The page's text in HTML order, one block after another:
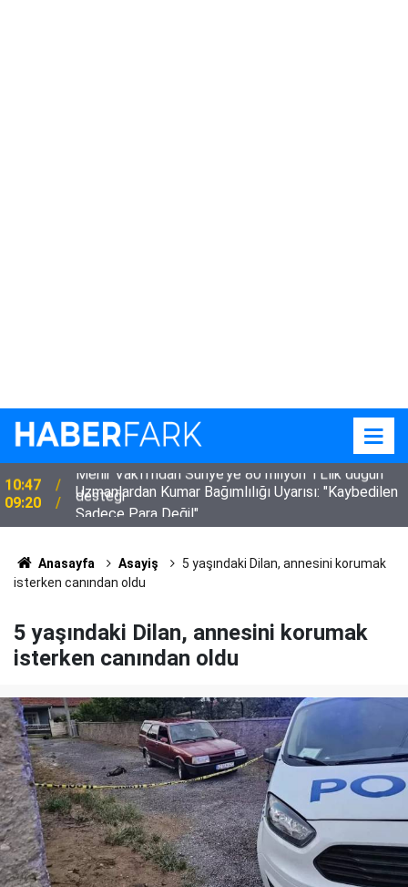
09:20
Uzmanlardan Kumar Bağımlılığı Uyarısı: "Kaybedilen
Sadece Para Değil"
Anasayfa Asayiş
5 yaşındaki Dilan, annesini korumak
isterken canından oldu
5 yaşındaki Dilan, annesini korumak
isterken canından oldu